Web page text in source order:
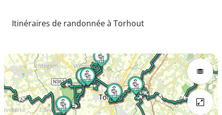
Itinéraires de randonnée à Torhout